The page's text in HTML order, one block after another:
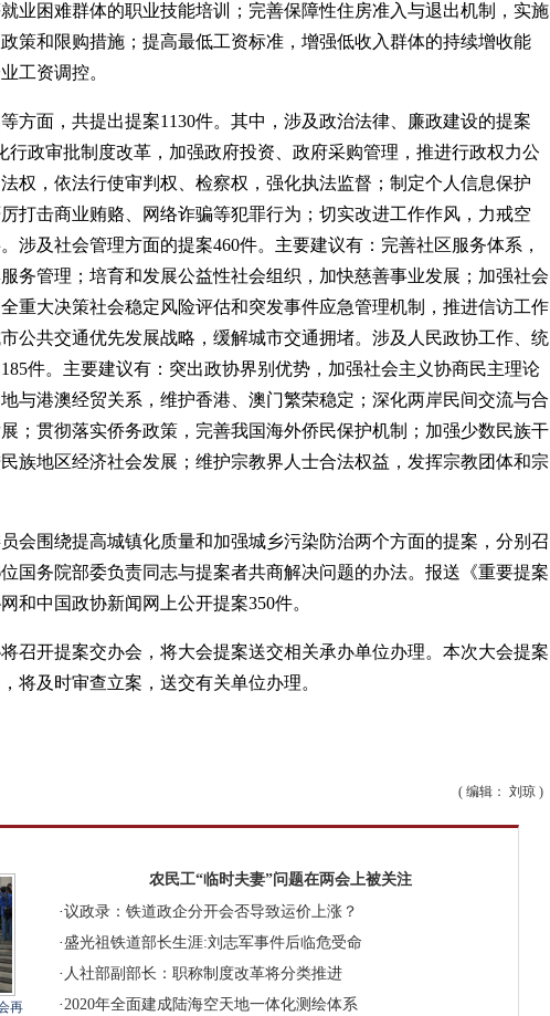
业困难群体的职业技能培训；完善保障性住房准入与退出机制，实施
策和限购措施；提高最低工资标准，增强低收入群体的持续增收能
工资调控。
方面，共提出提案1130件。其中，涉及政治法律、廉政建设的提案
行政审批制度改革，加强政府投资、政府采购管理，推进行政权力公
权，依法行使审判权、检察权，强化执法监督；制定个人信息保护
打击商业贿赂、网络诈骗等犯罪行为；切实改进工作作风，力戒空
涉及社会管理方面的提案460件。主要建议有：完善社区服务体系，
务管理；培育和发展公益性社会组织，加快慈善事业发展；加强社会
重大决策社会稳定风险评估和突发事件应急管理机制，推进信访工作
公共交通优先发展战略，缓解城市交通拥堵。涉及人民政协工作、统
件。主要建议有：突出政协界别优势，加强社会主义协商民主理论
与港澳经贸关系，维护香港、澳门繁荣稳定；深化两岸民间交流与合
；贯彻落实侨务政策，完善我国海外侨民保护机制；加强少数民族干
族地区经济社会发展；维护宗教界人士合法权益，发挥宗教团体和宗
会围绕提高城镇化质量和加强城乡污染防治两个方面的提案，分别召
国务院部委负责同志与提案者共商解决问题的办法。报送《重要提案
和中国政协新闻网上公开提案350件。
召开提案交办会，将大会提案送交相关承办单位办理。本次大会提案
将及时审查立案，送交有关单位办理。
( 编辑： 刘琼 )
再
农民工“临时夫妻”问题在两会上被关注
·议政录：铁道政企分开会否导致运价上涨？
·盛光祖铁道部长生涯:刘志军事件后临危受命
· 人社部副部长：职称制度改革将分类推进
·2020年全面建成陆海空天地一体化测绘体系